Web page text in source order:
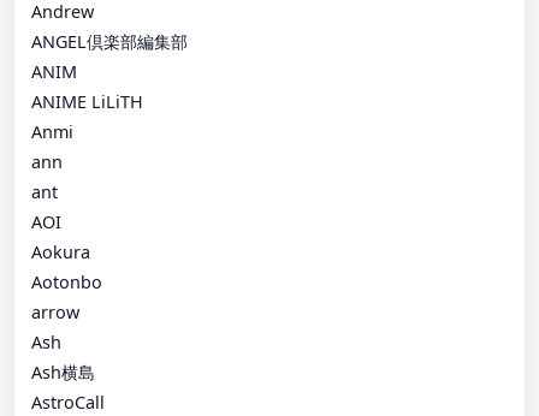
Andrew
ANGEL倶楽部編集部
ANIM
ANIME LiLiTH
Anmi
ann
ant
AOI
Aokura
Aotonbo
arrow
Ash
Ash横島
AstroCall